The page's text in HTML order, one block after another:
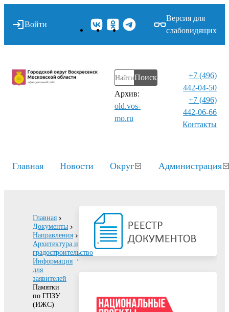
Войти
Версия для
слабовидящих
Поиск
Архив:
old.vos-
mo.ru
+7 (496)
442-04-50
+7 (496)
442-06-66
Контакты⁠
Главная Новости Округ Администрация
Главная
Документы
Направления
Архитектура и
градостроительство
Информация
для
заявителей
Памятки
по ГПЗУ
(ИЖС)